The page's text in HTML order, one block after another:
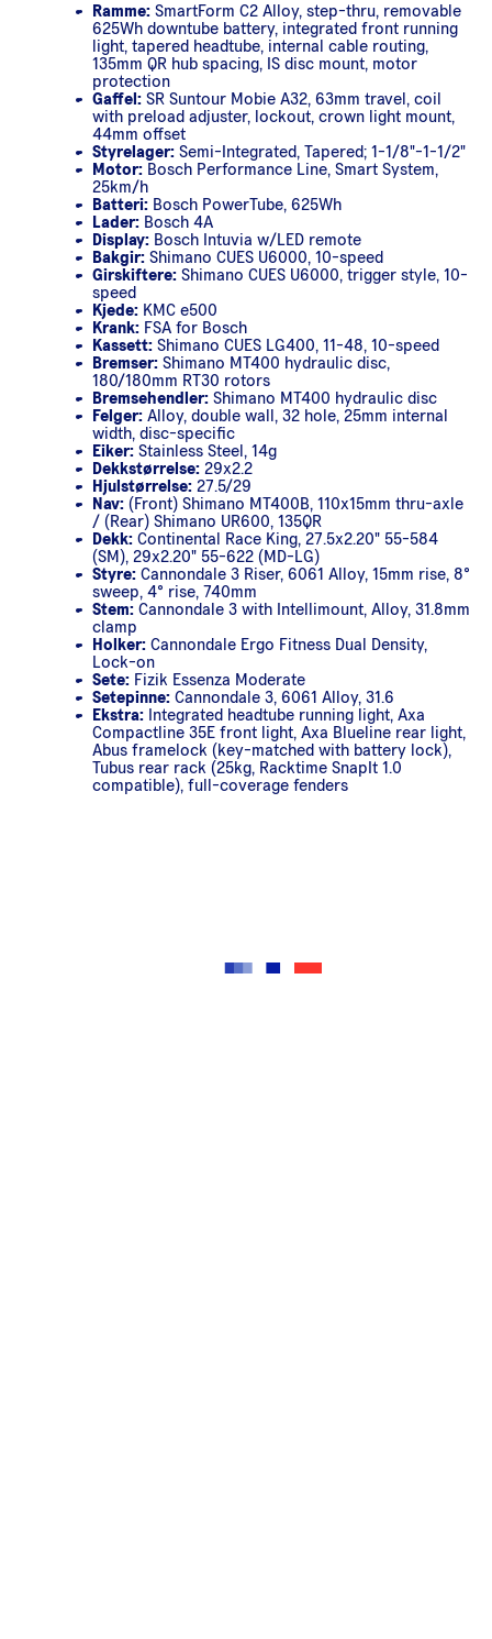
Ramme: SmartForm C2 Alloy, step-thru, removable
625Wh downtube battery, integrated front running
light, tapered headtube, internal cable routing,
135mm QR hub spacing, IS disc mount, motor
protection
Gaffel: SR Suntour Mobie A32, 63mm travel, coil
with preload adjuster, lockout, crown light mount,
44mm offset
Styrelager: Semi-Integrated, Tapered; 1-1/8"-1-1/2"
Motor: Bosch Performance Line, Smart System,
25km/h
Batteri: Bosch PowerTube, 625Wh
Lader: Bosch 4A
Display: Bosch Intuvia w/LED remote
Bakgir: Shimano CUES U6000, 10-speed
Girskiftere: Shimano CUES U6000, trigger style, 10-
speed
Kjede: KMC e500
Krank: FSA for Bosch
Kassett: Shimano CUES LG400, 11-48, 10-speed
Bremser: Shimano MT400 hydraulic disc,
180/180mm RT30 rotors
Bremsehendler: Shimano MT400 hydraulic disc
Felger: Alloy, double wall, 32 hole, 25mm internal
width, disc-specific
Eiker: Stainless Steel, 14g
Dekkstørrelse: 29x2.2
Hjulstørrelse: 27.5/29
Nav: (Front) Shimano MT400B, 110x15mm thru-axle
/ (Rear) Shimano UR600, 135QR
Dekk: Continental Race King, 27.5x2.20" 55-584
(SM), 29x2.20" 55-622 (MD-LG)
Styre: Cannondale 3 Riser, 6061 Alloy, 15mm rise, 8°
sweep, 4° rise, 740mm
Stem: Cannondale 3 with Intellimount, Alloy, 31.8mm
clamp
Holker: Cannondale Ergo Fitness Dual Density,
Lock-on
Sete: Fizik Essenza Moderate
Setepinne: Cannondale 3, 6061 Alloy, 31.6
Ekstra: Integrated headtube running light, Axa
Compactline 35E front light, Axa Blueline rear light,
Abus framelock (key-matched with battery lock),
Tubus rear rack (25kg, Racktime SnapIt 1.0
compatible), full-coverage fenders